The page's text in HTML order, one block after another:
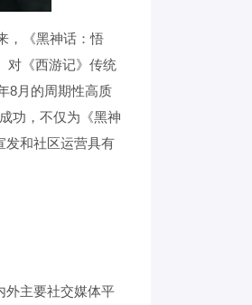
，《黑神话：悟
对《西游记》传统
8月的周期性高质
功，不仅为《黑神
发和社区运营具有
外主要社交媒体平